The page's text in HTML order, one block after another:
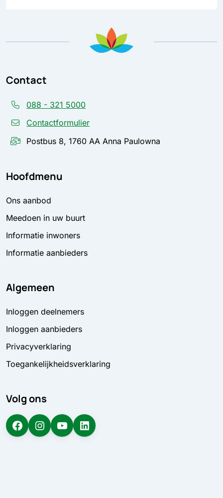
Contact
088 - 321 5000
Contactformulier
Postbus 8, 1760 AA Anna Paulowna
Hoofdmenu
Ons aanbod
Meedoen in uw buurt
Informatie inwoners
Informatie aanbieders
Algemeen
Inloggen deelnemers
Inloggen aanbieders
Privacyverklaring
Toegankelijkheidsverklaring
Volg ons
Facebook Instagram YouTube LinkedIn